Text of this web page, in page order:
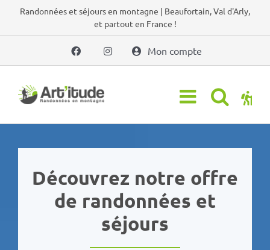
PasserRandonnées et séjours en montagne | Beaufortain, Val d'Arly,
et partout en France !
Mon compte
Découvrez notre offre
de randonnées et
séjours